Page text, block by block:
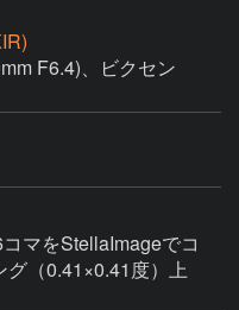
F6.4)、ビクセン
マをStellaImageでコ
（0.41×0.41度）上